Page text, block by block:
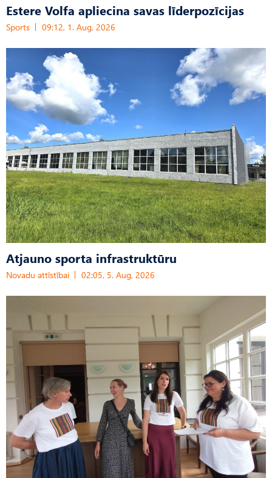
Estere Volfa apliecina savas līderpozīcijas
Sports 09:12, 1. Aug, 2026
Atjauno sporta infrastruktūru
Novadu attīstībai 02:05, 5. Aug, 2026